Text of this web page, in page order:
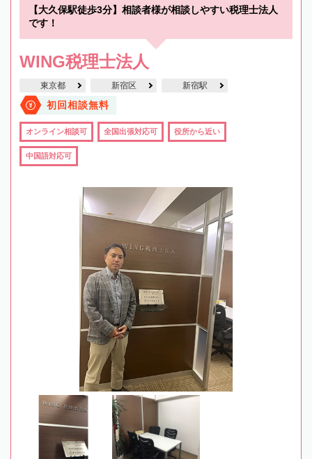
【大久保駅徒歩3分】相談者様が相談しやすい税理士法人
です！
WING税理士法人
東京都 新宿区 新宿駅
初回相談無料
オンライン相談可 全国出張対応可 役所から近い
中国語対応可